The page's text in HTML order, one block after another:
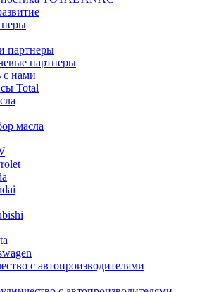
партнеры
партнеры
с нами
Total
масла
с автопроизводителями